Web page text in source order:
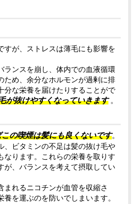
すが、ストレスは薄毛にも影響を
ランスを崩し、体内での血液循環
ため、余分なホルモンが過剰に排
分な栄養を届けたりすることがで
が抜けやすくなっていきます。
の喫煙は髪にも良くないです。
、ビタミンの不足は髪の抜け毛や
なります。これらの栄養を取りす
が、バランスを考えて摂取してい
まれるニコチンが血管を収縮さ
を運ぶのを防いでしまいます。